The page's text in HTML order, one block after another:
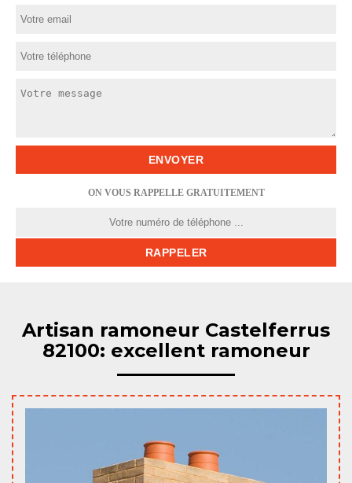
ON VOUS RAPPELLE GRATUITEMENT
Artisan ramoneur Castelferrus
82100: excellent ramoneur